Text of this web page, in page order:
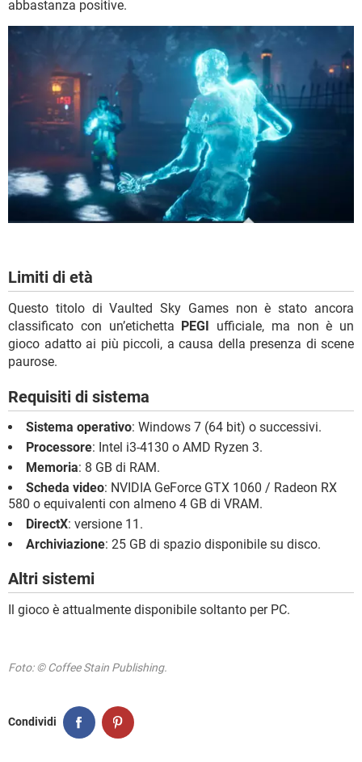
abbastanza positive.
Limiti di età
Questo titolo di Vaulted Sky Games non è stato ancora
classificato con un’etichetta PEGI ufficiale, ma non è un
gioco adatto ai più piccoli, a causa della presenza di scene
paurose.
Requisiti di sistema
Sistema operativo: Windows 7 (64 bit) o successivi.
Processore: Intel i3-4130 o AMD Ryzen 3.
Memoria: 8 GB di RAM.
Scheda video: NVIDIA GeForce GTX 1060 / Radeon RX
580 o equivalenti con almeno 4 GB di VRAM.
DirectX: versione 11.
Archiviazione: 25 GB di spazio disponibile su disco.
Altri sistemi
Il gioco è attualmente disponibile soltanto per PC.
Foto: © Coffee Stain Publishing.
Condividi